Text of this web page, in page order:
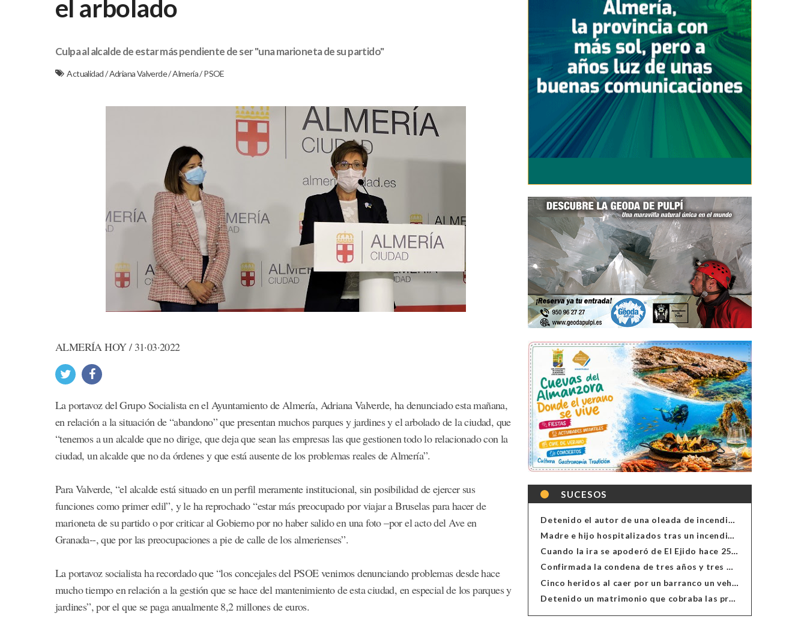
el arbolado
Culpa al alcalde de estar más pendiente de ser "una marioneta de su partido"
Actualidad/Adriana Valverde/Almería/PSOE
ALMERÍA HOY / 31·03·2022
La portavoz del Grupo Socialista en el Ayuntamiento de Almería, Adriana Valverde, ha denunciado esta mañana,
en relación a la situación de “abandono” que presentan muchos parques y jardines y el arbolado de la ciudad, que
“tenemos a un alcalde que no dirige, que deja que sean las empresas las que gestionen todo lo relacionado con la
ciudad, un alcalde que no da órdenes y que está ausente de los problemas reales de Almería”.
Para Valverde, “el alcalde está situado en un perfil meramente institucional, sin posibilidad de ejercer sus
funciones como primer edil”, y le ha reprochado “estar más preocupado por viajar a Bruselas para hacer de
marioneta de su partido o por criticar al Gobierno por no haber salido en una foto –por el acto del Ave en
Granada--, que por las preocupaciones a pie de calle de los almerienses”.
La portavoz socialista ha recordado que “los concejales del PSOE venimos denunciando problemas desde hace
mucho tiempo en relación a la gestión que se hace del mantenimiento de esta ciudad, en especial de los parques y
jardines”, por el que se paga anualmente 8,2 millones de euros.
SUCESOS
Detenido el autor de una oleada de incendios de contenedores en Almería
Madre e hijo hospitalizados tras un incendio en la cocina de una vivienda en Almería
Cuando la ira se apoderó de El Ejido hace 25 años
Confirmada la condena de tres años y tres meses al hombre de Antas acusado de xenofobia
Cinco heridos al caer por un barranco un vehículo en Alcolea
Detenido un matrimonio que cobraba las prestaciones de ilegales en Almería, Granada, Málaga, Huelva y Murcia